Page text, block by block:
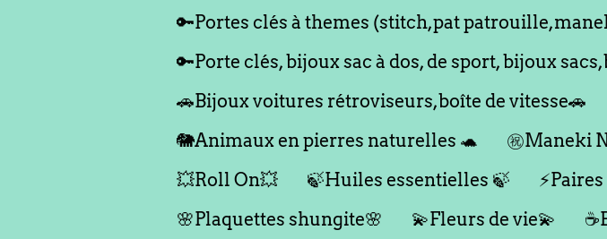
🔑Portes clés à themes (stitch,pat
🔑Porte clés, bijoux sac à dos, de sport, bijoux
🚗Bijoux voitures rétroviseurs,boîte de vitesse🚗
🐘Animaux en pierres naturelles 🐢
㊗️Maneki
💥Roll On💥
🍃Huiles essentielles 🍃
🌸Plaquettes shungite🌸
💫Fleurs de vie💫